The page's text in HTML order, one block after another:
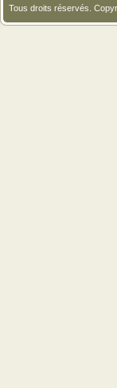
Tous droits réservés.